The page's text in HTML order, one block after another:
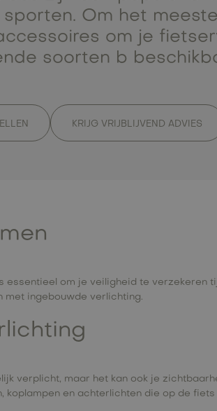
Om het
om je
soorten b
KRIJG VRIJBLIJVEND ADVIES
essentieel om je veiligheid te verzekeren
met ingebouwde verlichting.
verplicht, maar het kan ook je
koplampen en achterlichten die op de